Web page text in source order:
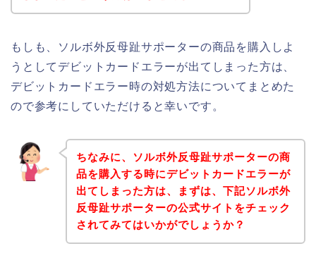
もしも、ソルボ外反母趾サポーターの商品を購入しよ
うとしてデビットカードエラーが出てしまった方は、
デビットカードエラー時の対処方法についてまとめた
ので参考にしていただけると幸いです。
ちなみに、ソルボ外反母趾サポーターの商
品を購入する時にデビットカードエラーが
出てしまった方は、まずは、下記ソルボ外
反母趾サポーターの公式サイトをチェック
されてみてはいかがでしょうか？